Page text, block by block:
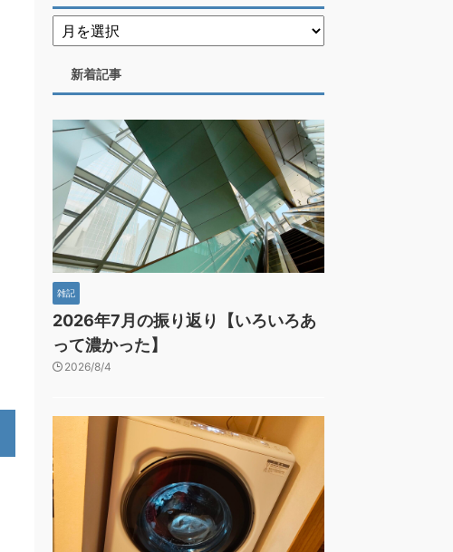
新着記事
雑記
2026年7月の振り返り【いろいろあ
って濃かった】
2026/8/4